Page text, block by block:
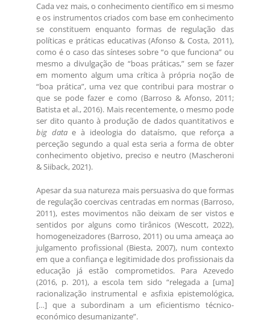
Cada vez mais, o conhecimento científico em si mesmo
e os instrumentos criados com base em conhecimento
se constituem enquanto formas de regulação das
políticas e práticas educativas (Afonso & Costa, 2011),
como é o caso das sínteses sobre “o que funciona” ou
mesmo a divulgação de “boas práticas,” sem se fazer
em momento algum uma crítica à própria noção de
“boa prática”, uma vez que contribui para mostrar o
que se pode fazer e como (Barroso & Afonso, 2011;
Batista et al., 2016). Mais recentemente, o mesmo pode
ser dito quanto à produção de dados quantitativos e
big datae à ideologia do dataísmo, que reforça a
perceção segundo a qual esta seria a forma de obter
conhecimento objetivo, preciso e neutro (Mascheroni
& Siiback, 2021).
Apesar da sua natureza mais persuasiva do que formas
de regulação coercivas centradas em normas (Barroso,
2011), estes movimentos não deixam de ser vistos e
sentidos por alguns como tirânicos (Wescott, 2022),
homogeneizadores (Barroso, 2011) ou uma ameaça ao
julgamento profissional (Biesta, 2007), num contexto
em que a confiança e legitimidade dos profissionais da
educação já estão comprometidos. Para Azevedo
(2016, p. 201), a escola tem sido “relegada a [uma]
racionalização instrumental e asfixia epistemológica,
[…] que a subordinam a um eficientismo técnico-
económico desumanizante”.